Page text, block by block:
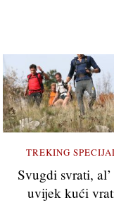
TREKING
Svugdi svrati, al’
uvijek kući